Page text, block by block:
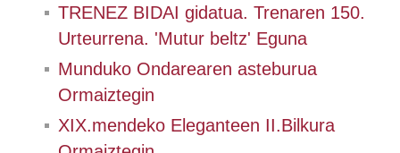
TRENEZ BIDAI gidatua. Trenaren 150.
Urteurrena. 'Mutur beltz' Eguna
Munduko Ondarearen asteburua
Ormaiztegin
XIX.mendeko Eleganteen II.Bilkura